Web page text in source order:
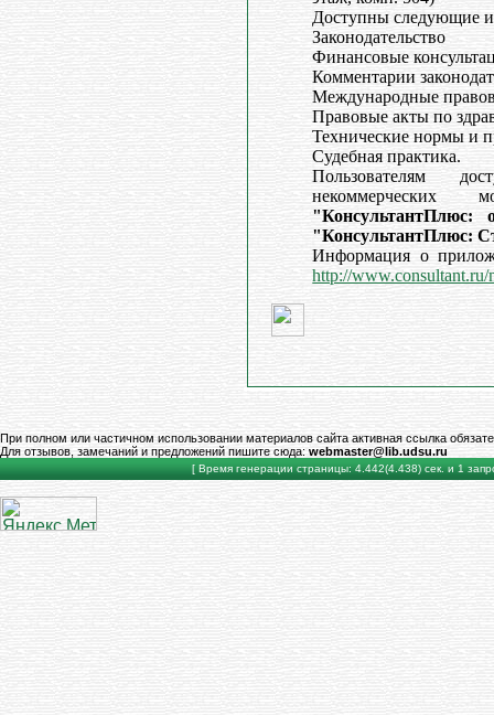
Доступны следующие
Законодательство
Финансовые
Комментарии
Международные
Правовые акты по
Технические нормы и
Судебная практика.
Пользователям
некоммерческих
"КонсультантПлюс:
"КонсультантПлюс:
Информация о
http://www.consultant.ru/
При полном или частичном использовании материалов сайта активная ссылка
Для отзывов, замечаний и предложений пишите сюда: webmaster@lib.udsu.ru
[ Время генерации страницы: 4.442(4.438) сек. и 1